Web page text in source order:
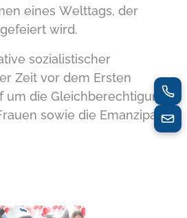
eines Welttags, der
wird.
sozialistischer
Zeit vor dem Ersten
um die Gleichberechtigung,
sowie die Emanzipation